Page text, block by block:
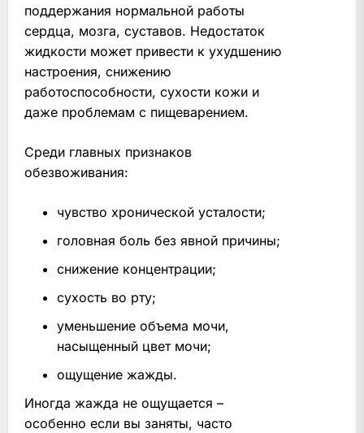
поддержания нормальной работы
сердца, мозга, суставов. Недостаток
жидкости может привести к ухудшению
настроения, снижению
работоспособности, сухости кожи и
даже проблемам с пищеварением.
Среди главных признаков
обезвоживания:
чувство хронической усталости;
головная боль без явной причины;
снижение концентрации;
сухость во рту;
уменьшение объема мочи,
насыщенный цвет мочи;
ощущение жажды.
Иногда жажда не ощущается –
особенно если вы заняты, часто